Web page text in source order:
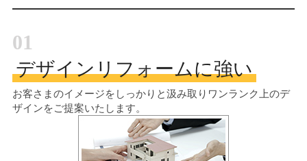
01
デザインリフォームに強い
お客さまのイメージをしっかりと汲み取り ワンランク上のデ
ザインをご提案いたします。